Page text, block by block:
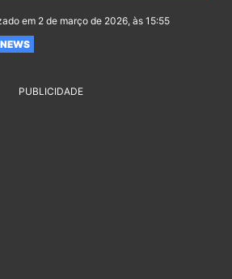
em 2 de março de 2026, às 15:55
PUBLICIDADE